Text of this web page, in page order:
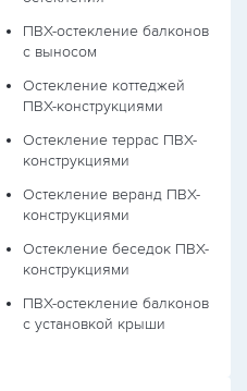
ПВХ-остекление балконов
с выносом
Остекление коттеджей
ПВХ-конструкциями
Остекление террас ПВХ-
конструкциями
Остекление веранд ПВХ-
конструкциями
Остекление беседок ПВХ-
конструкциями
ПВХ-остекление балконов
с установкой крыши